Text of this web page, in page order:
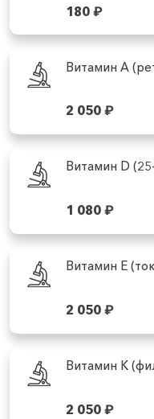
180₽
Витамин А
2 050₽
Витамин D
1 080₽
Витамин Е
2 050₽
Витамин К
2 050₽